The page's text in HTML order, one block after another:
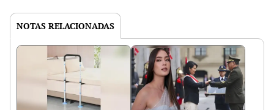
NOTAS RELACIONADAS